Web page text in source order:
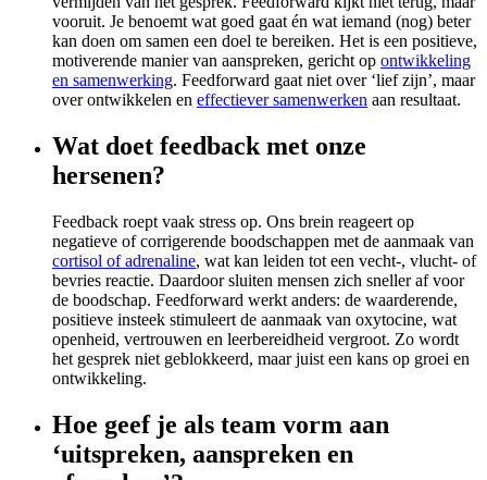
vooruit. Je benoemt wat goed gaat én wat iemand (nog) beter
kan doen om samen een doel te bereiken. Het is een positieve,
motiverende manier van aanspreken, gericht op ontwikkeling
en samenwerking. Feedforward gaat niet over ‘lief zijn’, maar
over ontwikkelen en effectiever samenwerken aan resultaat.
Wat doet feedback met onze
hersenen?
Feedback roept vaak stress op. Ons brein reageert op
negatieve of corrigerende boodschappen met de aanmaak van
cortisol of adrenaline, wat kan leiden tot een vecht-, vlucht- of
bevries reactie. Daardoor sluiten mensen zich sneller af voor
de boodschap. Feedforward werkt anders: de waarderende,
positieve insteek stimuleert de aanmaak van oxytocine, wat
openheid, vertrouwen en leerbereidheid vergroot. Zo wordt
het gesprek niet geblokkeerd, maar juist een kans op groei en
ontwikkeling.
Hoe geef je als team vorm aan
‘uitspreken, aanspreken en